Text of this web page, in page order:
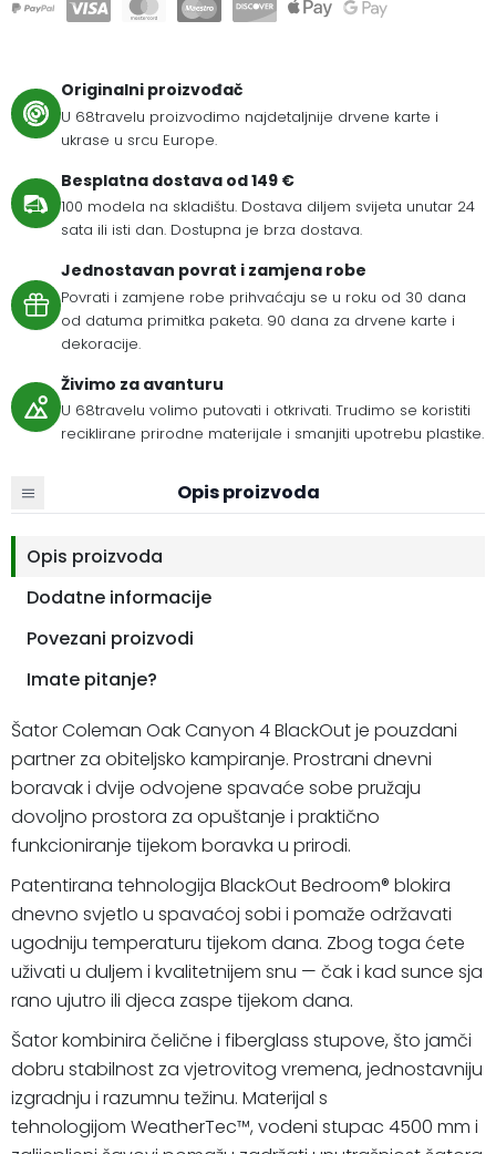
Originalni proizvođač
U 68travelu proizvodimo najdetaljnije drvene karte i
ukrase u srcu Europe.
Besplatna dostava od 149 €
100 modela na skladištu. Dostava diljem svijeta unutar 24
sata ili isti dan. Dostupna je brza dostava.
Jednostavan povrat i zamjena robe
Povrati i zamjene robe prihvaćaju se u roku od 30 dana
od datuma primitka paketa. 90 dana za drvene karte i
dekoracije.
Živimo za avanturu
U 68travelu volimo putovati i otkrivati. Trudimo se koristiti
reciklirane prirodne materijale i smanjiti upotrebu plastike.
Opis proizvoda
Opis proizvoda
Dodatne informacije
Povezani proizvodi
Imate pitanje?
Šator Coleman Oak Canyon 4 BlackOut je pouzdani
partner za obiteljsko kampiranje. Prostrani dnevni
boravak i dvije odvojene spavaće sobe pružaju
dovoljno prostora za opuštanje i praktično
funkcioniranje tijekom boravka u prirodi.
Patentirana tehnologija BlackOut Bedroom® blokira
dnevno svjetlo u spavaćoj sobi i pomaže održavati
ugodniju temperaturu tijekom dana. Zbog toga ćete
uživati u duljem i kvalitetnijem snu — čak i kad sunce sja
rano ujutro ili djeca zaspe tijekom dana.
Šator kombinira čelične i fiberglass stupove, što jamči
dobru stabilnost za vjetrovitog vremena, jednostavniju
izgradnju i razumnu težinu. Materijal s
tehnologijom WeatherTec™, vodeni stupac 4500 mm i